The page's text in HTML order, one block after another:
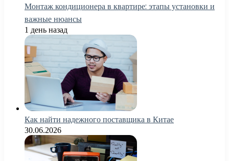
Монтаж кондиционера в квартире: этапы установки и
важные нюансы
1 день назад
Как найти надежного поставщика в Китае
30.06.2026